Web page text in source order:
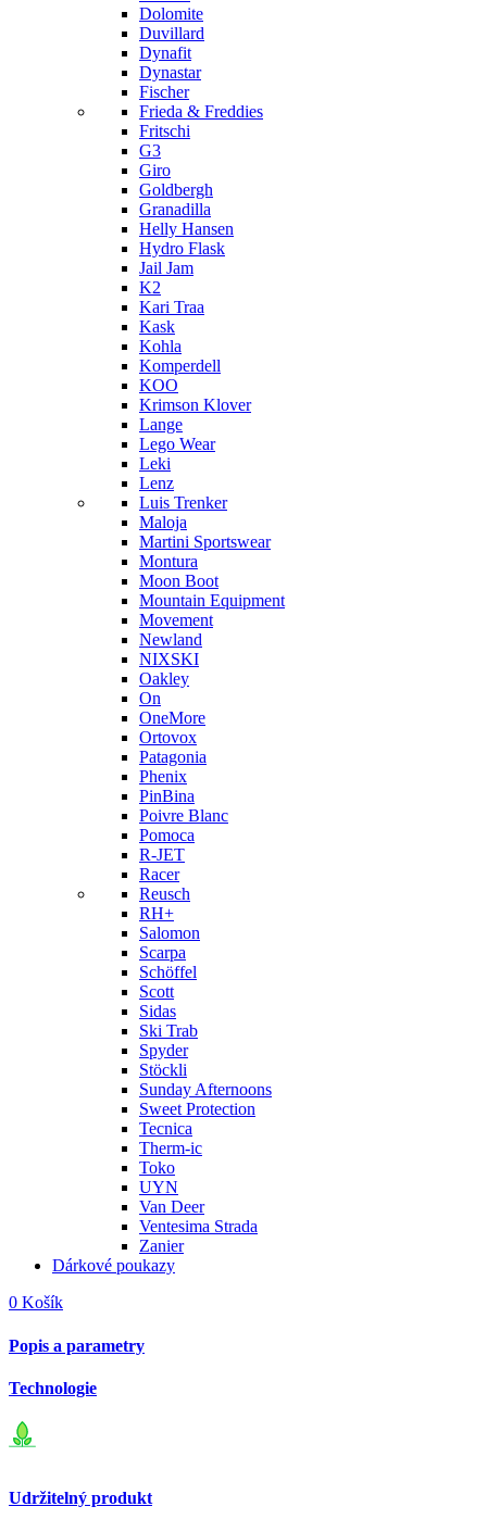
Dolomite
Duvillard
Dynafit
Dynastar
Fischer
Frieda & Freddies
Fritschi
G3
Giro
Goldbergh
Granadilla
Helly Hansen
Hydro Flask
Jail Jam
K2
Kari Traa
Kask
Kohla
Komperdell
KOO
Krimson Klover
Lange
Lego Wear
Leki
Lenz
Luis Trenker
Maloja
Martini Sportswear
Montura
Moon Boot
Mountain Equipment
Movement
Newland
NIXSKI
Oakley
On
OneMore
Ortovox
Patagonia
Phenix
PinBina
Poivre Blanc
Pomoca
R-JET
Racer
Reusch
RH+
Salomon
Scarpa
Schöffel
Scott
Sidas
Ski Trab
Spyder
Stöckli
Sunday Afternoons
Sweet Protection
Tecnica
Therm-ic
Toko
UYN
Van Deer
Ventesima Strada
Zanier
Dárkové poukazy
0 Košík
Popis a parametry
Technologie
Udržitelný produkt